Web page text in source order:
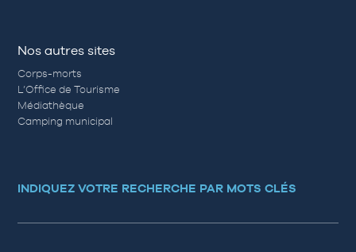
Nos autres sites
Corps-morts
L’Office de Tourisme
Médiathèque
Camping municipal
INDIQUEZ VOTRE RECHERCHE PAR MOTS CLÉS